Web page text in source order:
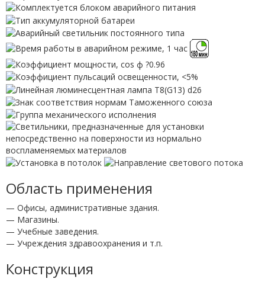
Область применения
— Офисы, административные здания.
— Магазины.
— Учебные заведения.
— Учреждения здравоохранения и т.п.
Конструкция